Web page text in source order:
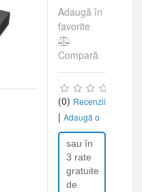
Adaugă în
favorite
Compară
(0) Recenzii
| Adaugă o
recenzie
sau în
3 rate
gratuite
de